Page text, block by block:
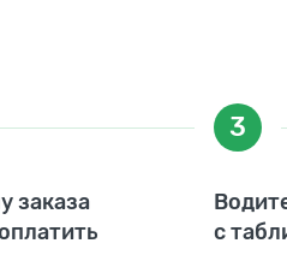
заказа
3
с